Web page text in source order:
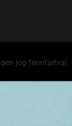
jog fenntartva!